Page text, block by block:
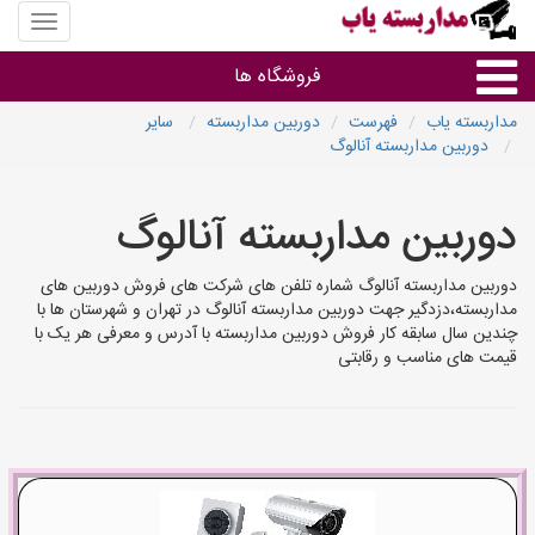
منوی
سایت
یاب
فروشگاه ها
براساس مشخصات ظاهری
براساس برند
فروشندگان دوربین مداربسته
مداربسته یاب فهرست دوربین مداربسته
سایر
دوربین مداربسته آنالوگ
دوربین مداربسته آنالوگ
دوربین مداربسته آنالوگ شماره تلفن های شرکت های فروش دوربین های
مداربسته،دزدگیر جهت دوربین مداربسته آنالوگ در تهران و شهرستان ها با
چندین سال سابقه کار فروش دوربین مداربسته با آدرس و معرفی هر یک با
قیمت های مناسب و رقابتی